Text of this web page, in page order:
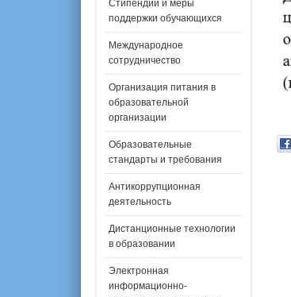
Стипендии и меры
поддержки обучающихся
Международное
сотрудничество
Организация питания в
образовательной
организации
Образовательные
стандарты и требования
Антикоррупционная
деятельность
Дистанционные технологии
в образовании
Электронная
информационно-